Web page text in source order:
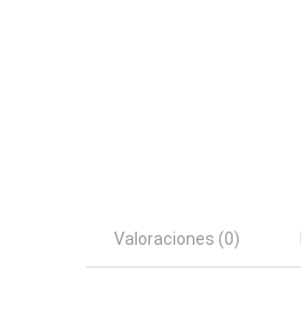
Valoraciones (0)